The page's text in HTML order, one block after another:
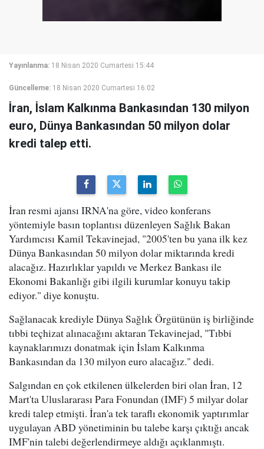
Yayınlanma: 18 Nisan 2020 Cumartesi 15:44
Güncelleme: 18 Nisan 2020 Cumartesi 16:02
İran, İslam Kalkınma Bankasından 130 milyon
euro, Dünya Bankasından 50 milyon dolar
kredi talep etti.
İran resmi ajansı IRNA'na göre, video konferans
yöntemiyle basın toplantısı düzenleyen Sağlık Bakan
Yardımcısı Kamil Tekavinejad, "2005'ten bu yana ilk kez
Dünya Bankasından 50 milyon dolar miktarında kredi
alacağız. Hazırlıklar yapıldı ve Merkez Bankası ile
Ekonomi Bakanlığı gibi ilgili kurumlar konuyu takip
ediyor." diye konuştu.
Sağlanacak krediyle Dünya Sağlık Örgütünün iş birliğinde
tıbbi teçhizat alınacağını aktaran Tekavinejad, "Tıbbi
kaynaklarımızı donatmak için İslam Kalkınma
Bankasından da 130 milyon euro alacağız." dedi.
Salgından en çok etkilenen ülkelerden biri olan İran, 12
Mart'ta Uluslararası Para Fonundan (IMF) 5 milyar dolar
kredi talep etmişti. İran'a tek taraflı ekonomik yaptırımlar
uygulayan ABD yönetiminin bu talebe karşı çıktığı ancak
IMF'nin talebi değerlendirmeye aldığı açıklanmıştı.